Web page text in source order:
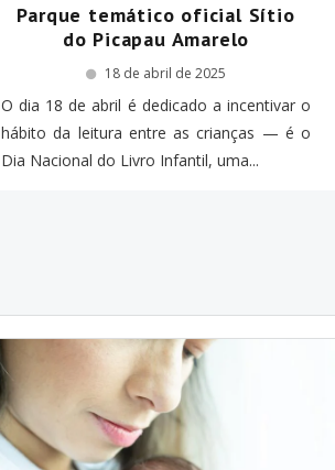
Parque temático oficial Sítio
do Picapau Amarelo
18 de abril de 2025
O dia 18 de abril é dedicado a incentivar o
hábito da leitura entre as crianças — é o
Dia Nacional do Livro Infantil, uma...